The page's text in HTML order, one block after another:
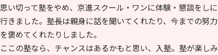
思い切って塾をやめ、京進スクール・ワンに体験・懇談をしに
行きました。塾長は親身に話を聞いてくれたり、今までの努力
を褒めてくれたりしました。
ここの塾なら、チャンスはあるかもと思い、入塾。塾が楽しみ